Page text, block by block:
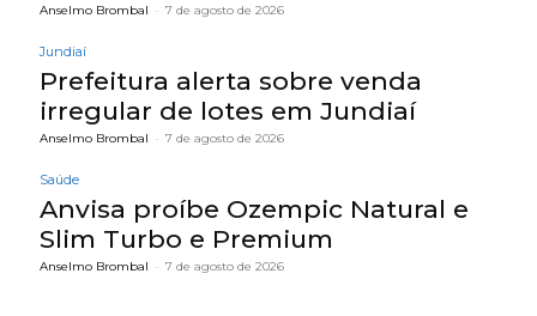
Anselmo Brombal - 7 de agosto de 2026
Jundiaí
Prefeitura alerta sobre venda
irregular de lotes em Jundiaí
Anselmo Brombal - 7 de agosto de 2026
Saúde
Anvisa proíbe Ozempic Natural e
Slim Turbo e Premium
Anselmo Brombal - 7 de agosto de 2026